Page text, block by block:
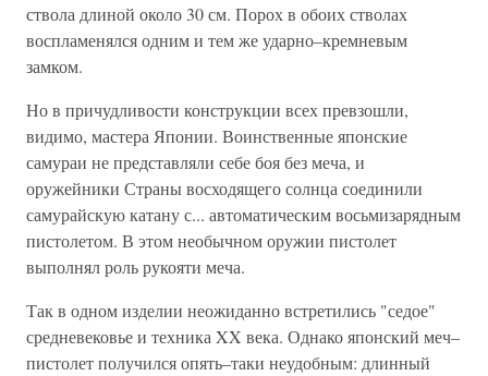
ствола длиной около 30 см. Порох в обоих стволах
воспламенялся одним и тем же ударно–кремневым
замком.
Но в причудливости конструкции всех превзошли,
видимо, мастера Японии. Воинственные японские
самураи не представляли себе боя без меча, и
оружейники Страны восходящего солнца соединили
самурайскую катану с... автоматическим восьмизарядным
пистолетом. В этом необычном оружии пистолет
выполнял роль рукояти меча.
Так в одном изделии неожиданно встретились "седое"
средневековье и техника XX века. Однако японский меч–
пистолет получился опять–таки неудобным: длинный